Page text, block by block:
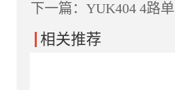
下一篇： YUK404 4路单
相关推荐